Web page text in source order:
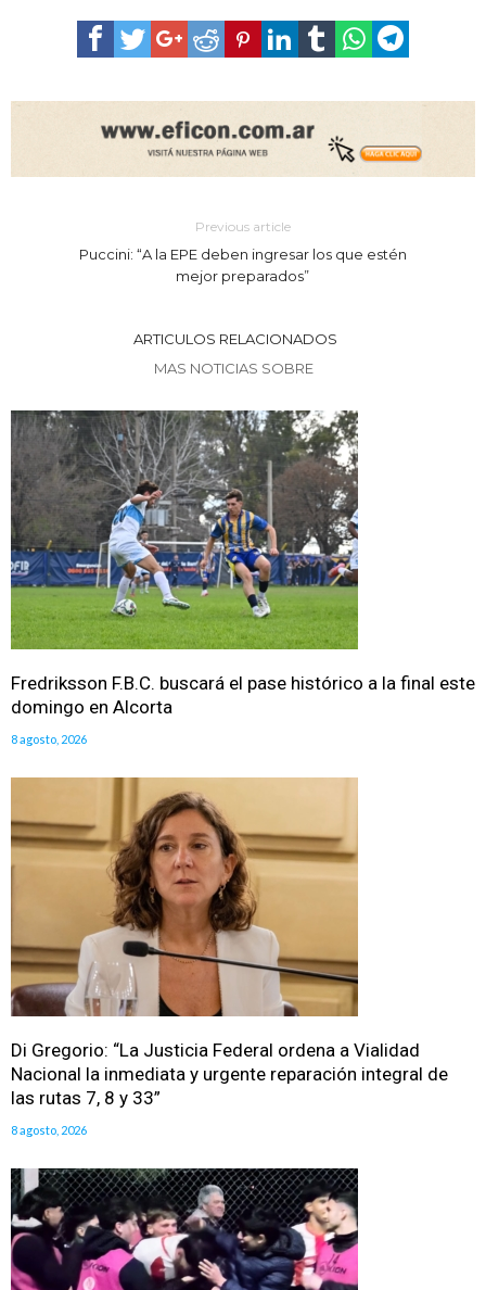
Previous article
Puccini: “A la EPE deben ingresar los que estén
mejor preparados”
ARTICULOS RELACIONADOS
MAS NOTICIAS SOBRE
Fredriksson F.B.C. buscará el pase histórico a la final este
domingo en Alcorta
8 agosto, 2026
Di Gregorio: “La Justicia Federal ordena a Vialidad
Nacional la inmediata y urgente reparación integral de
las rutas 7, 8 y 33”
8 agosto, 2026